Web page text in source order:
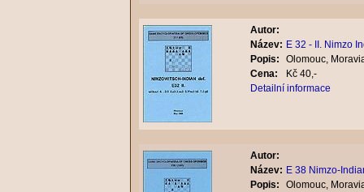
Autor:
Název: E 32 - II. Nimzo
Popis:
Olomouc,
Cena:
Kč 40,-
Detailní informace
Autor:
Název: E 38 Nimzo-
Popis:
Olomouc,